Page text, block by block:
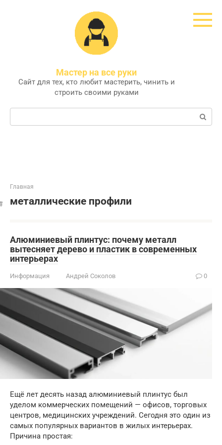
Мастер на все руки
Сайт для тех, кто любит мастерить, чинить и
строить своими руками
Поиск:
Главная
металлические профили
Алюминиевый плинтус: почему металл
вытесняет дерево и пластик в современных
интерьерах
Информация Андрей Соколов 0
Ещё лет десять назад алюминиевый плинтус был
уделом коммерческих помещений — офисов, торговых
центров, медицинских учреждений. Сегодня это один из
самых популярных вариантов в жилых интерьерах.
Причина простая: